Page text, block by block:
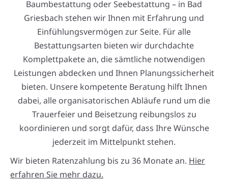
Baumbestattung oder Seebestattung – in Bad
Griesbach stehen wir Ihnen mit Erfahrung und
Einfühlungsvermögen zur Seite. Für alle
Bestattungsarten bieten wir durchdachte
Komplettpakete an, die sämtliche notwendigen
Leistungen abdecken und Ihnen Planungssicherheit
bieten. Unsere kompetente Beratung hilft Ihnen
dabei, alle organisatorischen Abläufe rund um die
Trauerfeier und Beisetzung reibungslos zu
koordinieren und sorgt dafür, dass Ihre Wünsche
jederzeit im Mittelpunkt stehen.
Wir bieten Ratenzahlung bis zu 36 Monate an. Hier
erfahren Sie mehr dazu.